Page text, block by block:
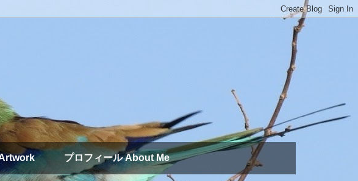
プロフィール About Me